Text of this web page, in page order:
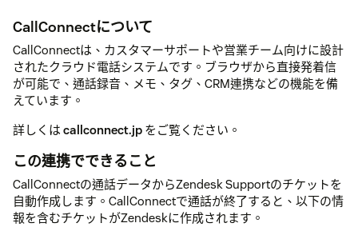
CallConnectについて
CallConnectは、カスタマーサポートや営業チーム向けに設計
されたクラウド電話システムです。ブラウザから直接発着信
が可能で、通話録音、メモ、タグ、CRM連携などの機能を備
えています。
詳しくは callconnect.jp をご覧ください。
この連携でできること
CallConnectの通話データからZendesk Supportのチケットを
自動作成します。CallConnectで通話が終了すると、以下の情
報を含むチケットがZendeskに作成されます。